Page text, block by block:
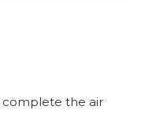
complete the air